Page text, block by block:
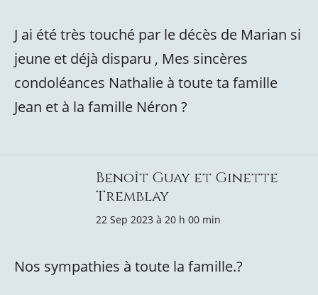
J ai été très touché par le décès de Marian si
jeune et déjà disparu , Mes sincères
condoléances Nathalie à toute ta famille
Jean et à la famille Néron ?
Benoît Guay et Ginette
Tremblay
22 Sep 2023 à 20 h 00 min
Nos sympathies à toute la famille.?